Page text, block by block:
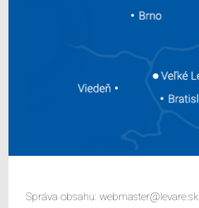
Správa obsahu: webmaster@levare.sk